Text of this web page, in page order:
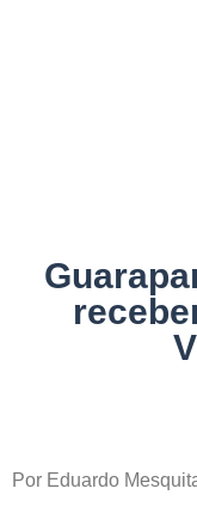
Por Eduardo